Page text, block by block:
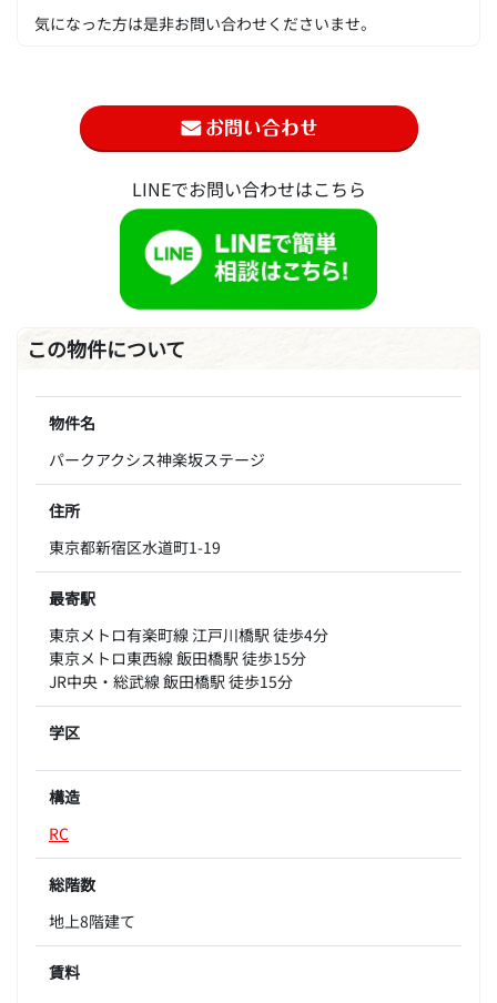
気になった方は是非お問い合わせくださいませ。
LINEでお問い合わせはこちら
この物件について
物件名
パークアクシス神楽坂ステージ
住所
東京都新宿区水道町1-19
最寄駅
東京メトロ有楽町線 江戸川橋駅 徒歩4分
東京メトロ東西線 飯田橋駅 徒歩15分
JR中央・総武線 飯田橋駅 徒歩15分
学区
構造
RC
総階数
地上8階建て
賃料